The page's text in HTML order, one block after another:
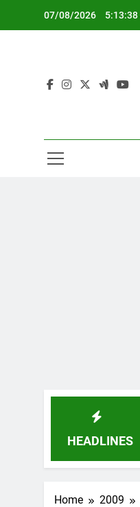
07/08/2026 5:13:38
HEADLINES
10
Home 2009